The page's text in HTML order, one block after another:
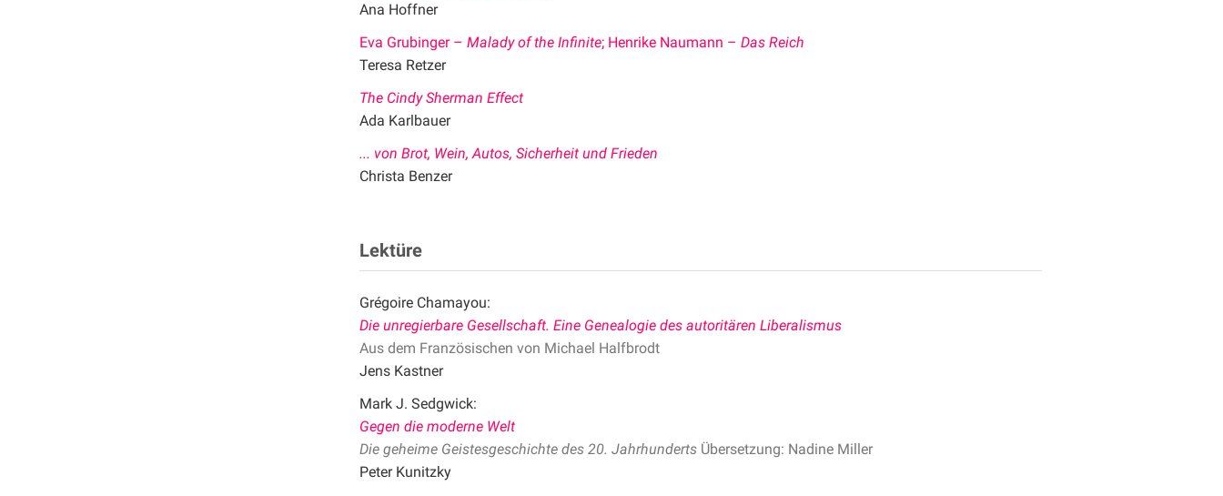
Ana Hoffner
Eva Grubinger – Malady of the Infinite; Henrike Naumann – Das Reich
Teresa Retzer
The Cindy Sherman Effect
Ada Karlbauer
... von Brot, Wein, Autos, Sicherheit und Frieden
Christa Benzer
Lektüre
Grégoire Chamayou:
Die unregierbare Gesellschaft. Eine Genealogie des autoritären Liberalismus
Aus dem Französischen von Michael Halfbrodt
Jens Kastner
Mark J. Sedgwick:
Gegen die moderne Welt
Die geheime Geistesgeschichte des 20. JahrhundertsÜbersetzung: Nadine Miller
Peter Kunitzky